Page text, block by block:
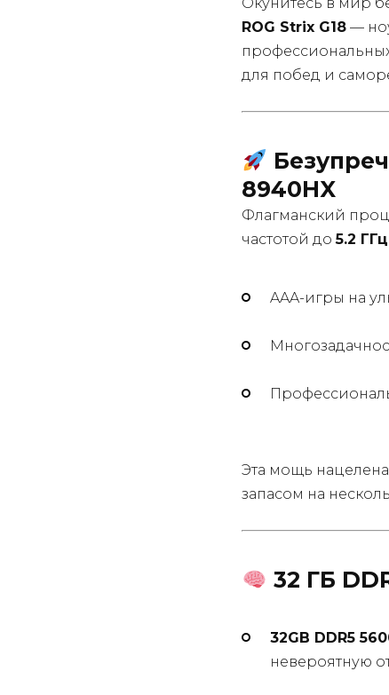
ROG Strix G18 —
для побед и
8940HX
Флагманский
частотой до5.2 ГГц
AAA-игры на
Эта мощь нацелена
запасом на
32 ГБ
32GB DDR5
невероятную